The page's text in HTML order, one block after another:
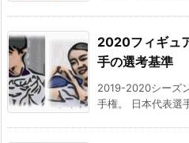
2020フィギュ
手の選考基準
2019-2020シーズ
手権。 日本代表選